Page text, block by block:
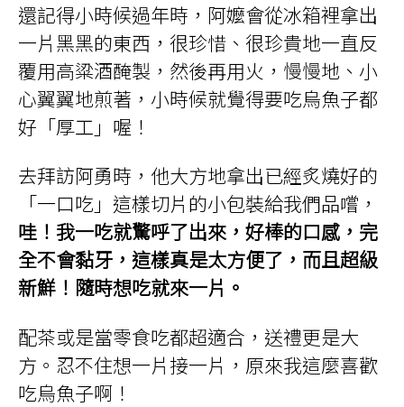
還記得小時候過年時，阿嬤會從冰箱裡拿出
一片黑黑的東西，很珍惜、很珍貴地一直反
覆用高粱酒醃製，然後再用火，慢慢地、小
心翼翼地煎著，小時候就覺得要吃烏魚子都
好「厚工」喔！
去拜訪阿勇時，他大方地拿出已經炙燒好的
「一口吃」這樣切片的小包裝給我們品嚐，
哇！我一吃就驚呼了出來，好棒的口感，完
全不會黏牙，這樣真是太方便了，而且超級
新鮮！隨時想吃就來一片。
配茶或是當零食吃都超適合，送禮更是大
方。忍不住想一片接一片，原來我這麼喜歡
吃烏魚子啊！